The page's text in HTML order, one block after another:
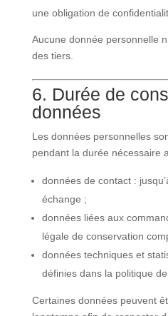
une obligation de
Aucune donnée personnelle
des tiers.
6. Durée de
données
Les données personnelles
pendant la durée nécessaire
données de contact :
échange ;
données liées aux
légale de conservation
données techniques et
définies dans la politique de
Certaines données peuvent